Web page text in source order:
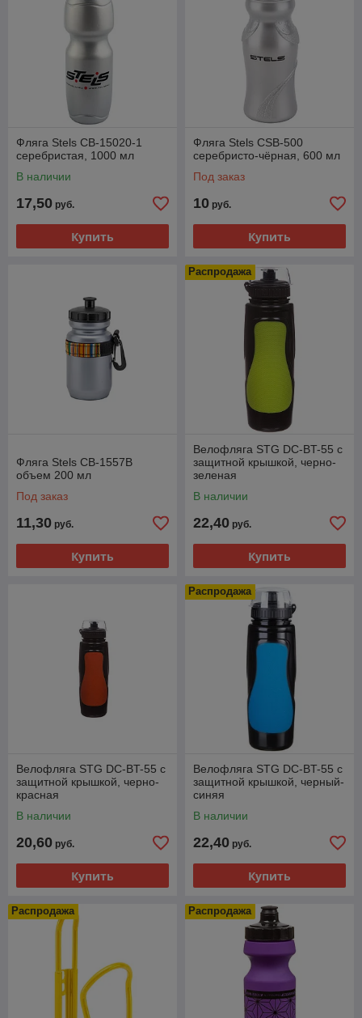
Фляга Stels CB-15020-1
серебристая, 1000 мл
В наличии
17,50 руб.
Купить
Фляга Stels CSB-500
серебристо-чёрная, 600 мл
Под заказ
10 руб.
Купить
Фляга Stels CB-1557B
объем 200 мл
Под заказ
11,30 руб.
Купить
Распродажа
Велофляга STG DC-BT-55 с
защитной крышкой, черно-
зеленая
В наличии
22,40 руб.
Купить
Велофляга STG DC-BT-55 с
защитной крышкой, черно-
красная
В наличии
20,60 руб.
Купить
Распродажа
Велофляга STG DC-BT-55 с
защитной крышкой, черный-
синяя
В наличии
22,40 руб.
Купить
Распродажа Распродажа